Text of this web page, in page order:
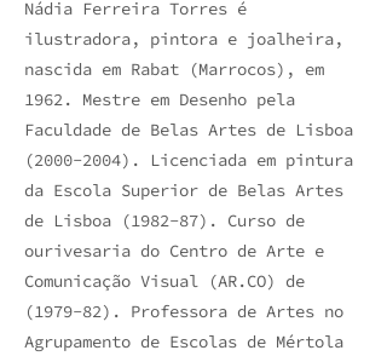
Nádia Ferreira Torres é
ilustradora, pintora e joalheira,
nascida em Rabat (Marrocos), em
1962. Mestre em Desenho pela
Faculdade de Belas Artes de Lisboa
(2000-2004) . Licenciada em pintura
da Escola Superior de Belas Artes
de Lisboa (1982-87). Curso de
ourivesaria do Centro de Arte e
Comunicação Visual (AR.CO) de
(1979-82). Professora de Artes no
Agrupamento de Escolas de Mértola